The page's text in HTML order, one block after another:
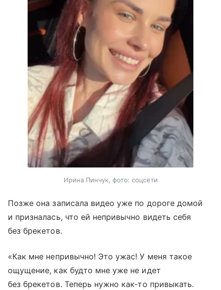
Ирина Пинчук, фото: соцсети
Позже она записала видео уже по дороге домой
и призналась, что ей непривычно видеть себя
без брекетов.
«Как мне непривычно! Это ужас! У меня такое
ощущение, как будто мне уже не идет
без брекетов. Теперь нужно как-то привыкать.